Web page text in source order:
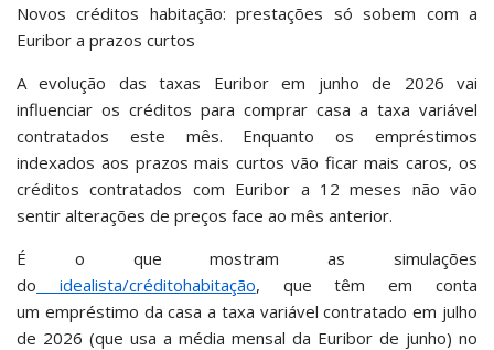
Novos créditos habitação: prestações só sobem com a
Euribor a prazos curtos
A evolução das taxas Euribor em junho de 2026 vai
influenciar os créditos para comprar casa a taxa variável
contratados este mês. Enquanto os empréstimos
indexados aos prazos mais curtos vão ficar mais caros, os
créditos contratados com Euribor a 12 meses não vão
sentir alterações de preços face ao mês anterior.
É o que mostram as simulações
do idealista/créditohabitação, que têm em conta
um empréstimo da casa a taxa variável contratado em julho
de 2026 (que usa a média mensal da Euribor de junho) no